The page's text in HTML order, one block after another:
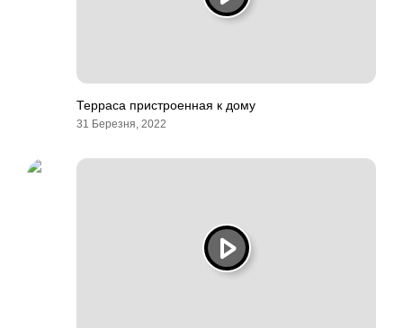
Терраса пристроенная к дому
31 Березня, 2022